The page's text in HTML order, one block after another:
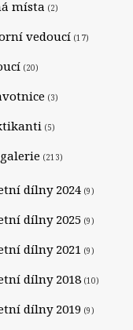
místa (2)
vedoucí (17)
(20)
(3)
(5)
(213)
dílny 2024 (9)
dílny 2025 (9)
dílny 2021 (9)
dílny 2018 (10)
dílny 2019 (9)